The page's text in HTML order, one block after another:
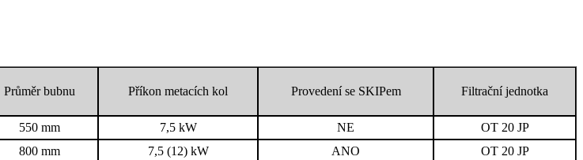
Průměr bubnu Příkon metacích kol Provedení se SKIPem Filtrační jednotka
550 mm 7,5 kW NE
OT 20 JP
800 mm 7,5 (12) kW ANO
OT 20 JP